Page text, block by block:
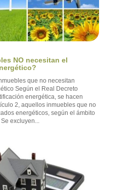
NO necesitan el
que no necesitan
Según el Real Decreto
energética, se hacen
2, aquellos inmuebles que no
energéticos, según el ámbito
excluyen...